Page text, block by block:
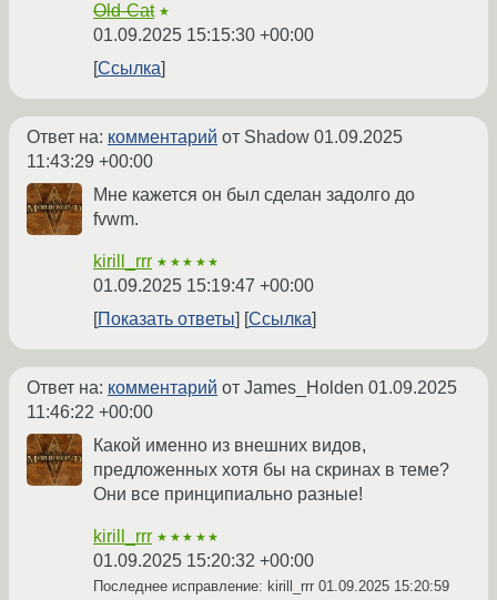
Old-Cat ★
01.09.2025 15:15:30 +00:00
Ссылка
Ответ на: комментарий от Shadow 01.09.2025
11:43:29 +00:00
Мне кажется он был сделан задолго до
fvwm.
kirill_rrr ★★★★★
01.09.2025 15:19:47 +00:00
Показать ответы
Ссылка
Ответ на: комментарий от James_Holden 01.09.2025
11:46:22 +00:00
Какой именно из внешних видов,
предложенных хотя бы на скринах в теме?
Они все принципиально разные!
kirill_rrr ★★★★★
01.09.2025 15:20:32 +00:00
Последнее исправление: kirill_rrr 01.09.2025 15:20:59